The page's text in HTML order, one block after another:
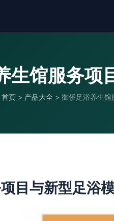
生馆服务项
首页 > 产品大全 > 御侨足浴养生馆
目与新型足浴